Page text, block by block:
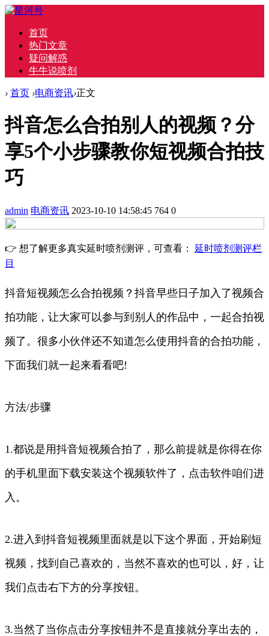
首页
热门文章
疑问解惑
牛牛说喷剂
› 首页 ›电商资讯›正文
抖音怎么合拍别人的视频？分
享5个小步骤教你短视频合拍技
巧
admin 电商资讯 2023-10-10 14:58:45 764 0
👉 想了解更多真实延时喷剂测评，可查看： 延时喷剂测评栏
目
抖音短视频怎么合拍视频？抖音早些日子加入了视频合
拍功能，让大家可以参与到别人的作品中，一起合拍视
频了。很多小伙伴还不知道怎么使用抖音的合拍功能，
下面我们就一起来看看吧!
方法/步骤
1.都说是用抖音短视频合拍了，那么前提就是你得在你
的手机里面下载安装这个视频软件了，点击软件咱们进
入。
2.进入到抖音短视频里面就是以下这个界面，开始刷短
视频，找到自己喜欢的，当然不喜欢的也可以，好，让
我们点击右下方的分享按钮。
3.当然了当你点击分享按钮并不是直接就分享出去的，